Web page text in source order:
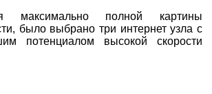
максимально полной картины
было выбрано три интернет узла с
потенциалом высокой скорости